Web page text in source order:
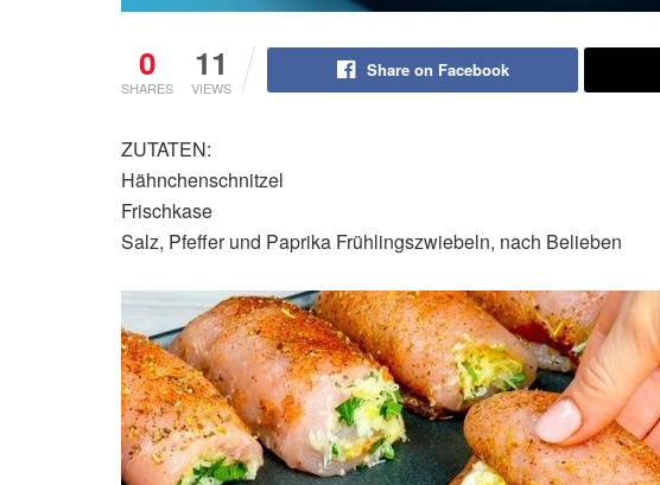
0
SHARES
11
VIEWS
Share on Facebook
ZUTATEN:
Hähnchenschnitzel
Frischkase
Salz, Pfeffer und Paprika Frühlingszwiebeln, nach Belieben